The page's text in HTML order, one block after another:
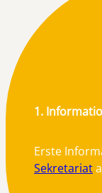
1.
Erste
Sekretariat